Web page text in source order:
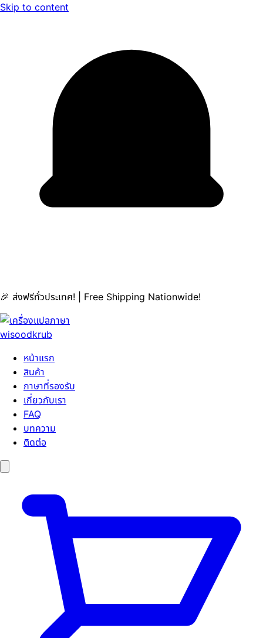
Skip to content
🎉 ส่งฟรีทั่วประเทศ! | Free Shipping Nationwide!
หน้าแรก
สินค้า
ภาษาที่รองรับ
เกี่ยวกับเรา
FAQ
บทความ
ติดต่อ